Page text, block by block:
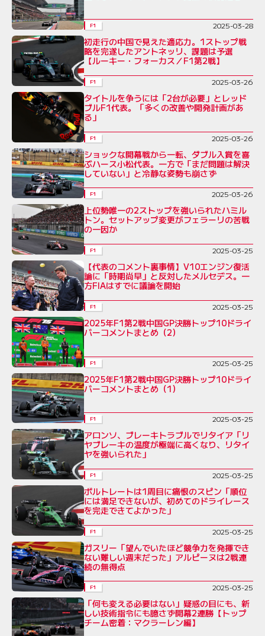
F1 2025-03-28
初走行の中国で見えた適応力。1ストップ戦
略を完遂したアントネッリ、課題は予選
【ルーキー・フォーカス／F1第2戦】
F1 2025-03-26
タイトルを争うには「2台が必要」とレッド
ブルF1代表。「多くの改善や開発計画があ
る」
F1 2025-03-26
ショックな開幕戦から一転、ダブル入賞を喜
ぶハース小松代表。一方で「まだ問題は解決
していない」と冷静な姿勢も崩さず
F1 2025-03-26
上位勢唯一の2ストップを強いられたハミル
トン。セットアップ変更がフェラーリの苦戦
の一因か
F1 2025-03-25
【代表のコメント裏事情】V10エンジン復活
論に「時期尚早」と反対したメルセデス。一
方FIAはすでに議論を開始
F1 2025-03-25
2025年F1第2戦中国GP決勝トップ10ドライ
バーコメントまとめ（2）
F1 2025-03-25
2025年F1第2戦中国GP決勝トップ10ドライ
バーコメントまとめ（1）
F1 2025-03-25
アロンソ、ブレーキトラブルでリタイア「リ
ヤブレーキの温度が極端に高くなり、リタイ
ヤを強いられた」
F1 2025-03-25
ボルトレートは1周目に痛恨のスピン「順位
には満足できないが、初めてのドライレース
を完走できてよかった」
F1 2025-03-25
ガスリー「望んでいたほど競争力を発揮でき
ない難しい週末だった」アルピーヌは2戦連
続の無得点
F1 2025-03-25
「何も変える必要はない」疑惑の目にも、新
しい技術指令にも臆さず開幕2連勝【トップ
チーム密着：マクラーレン編】